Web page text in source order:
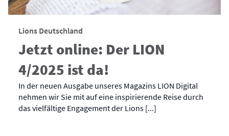
Lions Deutschland
Jetzt online: Der LION
4/2025 ist da!
In der neuen Ausgabe unseres Magazins LION Digital
nehmen wir Sie mit auf eine inspirierende Reise durch
das vielfältige Engagement der Lions [...]